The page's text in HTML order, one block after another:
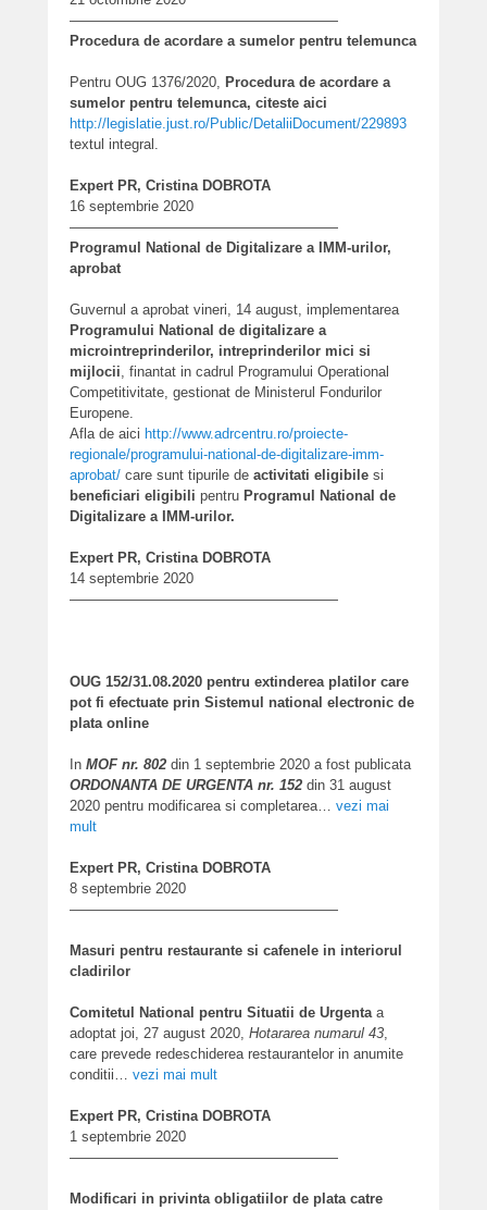
———————————————————
Procedura de acordare a sumelor pentru telemunca
Pentru OUG 1376/2020, Procedura de acordare a
sumelor pentru telemunca, citeste aici
http://legislatie.just.ro/Public/DetaliiDocument/229893
textul integral.
Expert PR, Cristina DOBROTA
16 septembrie 2020
———————————————————
Programul National de Digitalizare a IMM-urilor,
aprobat
Guvernul a aprobat vineri, 14 august, implementarea
Programului National de digitalizare a
microintreprinderilor, intreprinderilor mici si
mijlocii, finantat in cadrul Programului Operational
Competitivitate, gestionat de Ministerul Fondurilor
Europene.
Afla de aici http://www.adrcentru.ro/proiecte-
regionale/programului-national-de-digitalizare-imm-
aprobat/ care sunt tipurile de activitati eligibile si
beneficiari eligibili pentru Programul National de
Digitalizare a IMM-urilor.
Expert PR, Cristina DOBROTA
14 septembrie 2020
———————————————————
OUG 152/31.08.2020 pentru extinderea platilor care
pot fi efectuate prin Sistemul national electronic de
plata online
In MOF nr. 802 din 1 septembrie 2020 a fost publicata
ORDONANTA DE URGENTA nr. 152 din 31 august
2020 pentru modificarea si completarea… vezi mai
mult
Expert PR, Cristina DOBROTA
8 septembrie 2020
———————————————————
Masuri pentru restaurante si cafenele in interiorul
cladirilor
Comitetul National pentru Situatii de Urgentaa
adoptat joi, 27 august 2020, Hotararea numarul 43,
care prevede redeschiderea restaurantelor in anumite
conditii… vezi mai mult
Expert PR, Cristina DOBROTA
1 septembrie 2020
———————————————————
Modificari in privinta obligatiilor de plata catre